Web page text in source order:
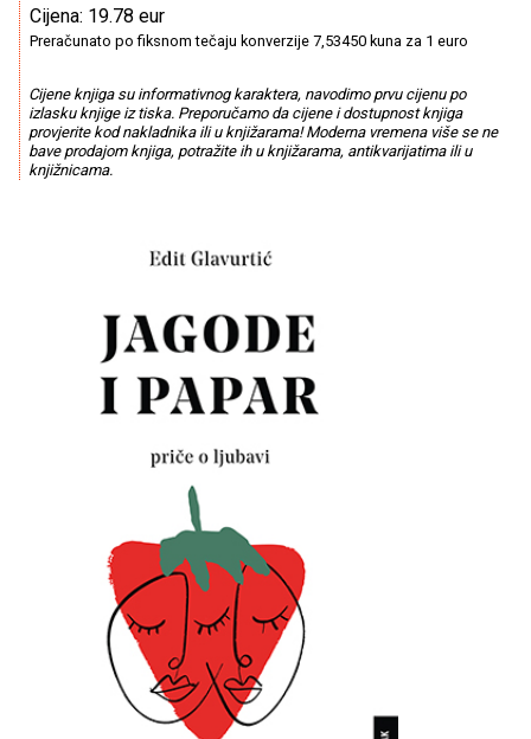
Cijena: 19.78 eur
Preračunato po fiksnom tečaju konverzije 7,53450 kuna za 1 euro
Cijene knjiga su informativnog karaktera, navodimo prvu cijenu po
izlasku knjige iz tiska. Preporučamo da cijene i dostupnost knjiga
provjerite kod nakladnika ili u knjižarama! Moderna vremena više se ne
bave prodajom knjiga, potražite ih u knjižarama, antikvarijatima ili u
knjižnicama.